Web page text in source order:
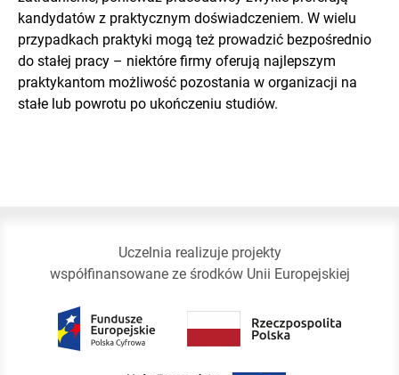
kandydatów z praktycznym doświadczeniem. W wielu
przypadkach praktyki mogą też prowadzić bezpośrednio
do stałej pracy – niektóre firmy oferują najlepszym
praktykantom możliwość pozostania w organizacji na
stałe lub powrotu po ukończeniu studiów.
Uczelnia realizuje projekty
współfinansowane ze środków Unii Europejskiej